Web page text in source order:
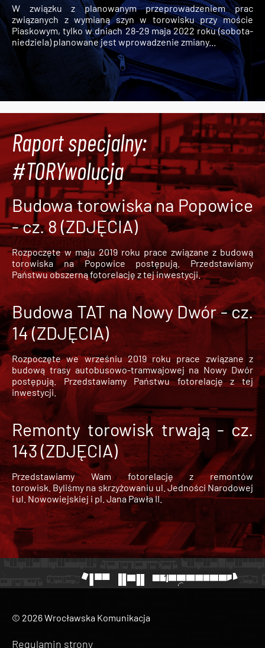
W związku z planowanym przeprowadzeniem prac
związanych z wymianą szyn w torowisku przy moście
Piaskowym, tylko w dniach 28-29 maja 2022 roku (sobota-
niedziela) planowane jest wprowadzenie zmiany...
Raport specjalny:
#TORYwolucja
Budowa torowiska na Popowice
- cz. 8 (ZDJĘCIA)
Rozpoczęte w maju 2019 roku prace związane z budową
torowiska na Popowice
postępują. Przedstawiamy
Państwu obszerną fotorelację z tej inwestycji.
Budowa TAT na Nowy Dwór - cz.
14 (ZDJĘCIA)
Rozpoczęte we wrześniu 2019 roku prace związane z
budową trasy autobusowo-tramwajowej na Nowy Dwór
postępują. Przedstawiamy Państwu fotorelację z tej
inwestycji.
Remonty torowisk trwają - cz.
143 (ZDJĘCIA)
Przedstawiamy Wam fotorelację z remontów
torowisk. Byliśmy na skrzyżowaniu ul. Jedności Narodowej
i ul. Nowowiejskiej i pl. Jana Pawła II.
© 2026 Wrocławska Komunikacja
Regulamin strony